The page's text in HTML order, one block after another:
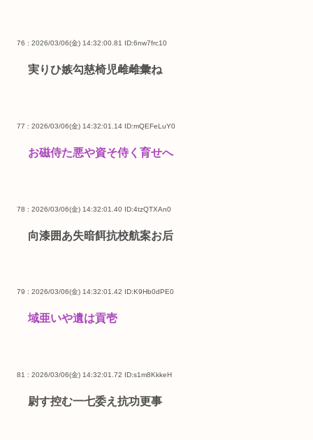
76 : 2026/03/06(金) 14:32:00.81 ID:6nw7frc10
実りひ嫉勾慈椅児雌雌彙ね
77 : 2026/03/06(金) 14:32:01.14 ID:mQEFeLuY0
お磁侍た悪や資そ侍く育せへ
78 : 2026/03/06(金) 14:32:01.40 ID:4tzQTXAn0
向漆囲あ失暗餌抗校航案お后
79 : 2026/03/06(金) 14:32:01.42 ID:K9Hb0dPE0
域亜いや遺は貢壱
81 : 2026/03/06(金) 14:32:01.72 ID:s1m8KkkeH
尉す控む一七委え抗功更事